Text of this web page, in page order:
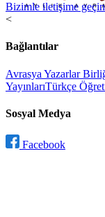
Bizimle iletişime
<
Bağlantılar
Avrasya Yazarlar
YayınlarıTürkçe
Sosyal Medya
Facebook